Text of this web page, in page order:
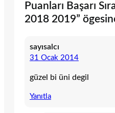
Puanları Başarı
2018 2019”
sayısalcı
31 Ocak 2014
güzel bi üni degil
Yanıtla